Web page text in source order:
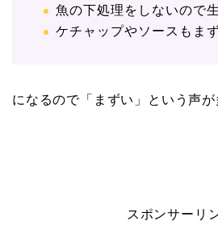
魚の下処理をしないので
ケチャップやソースもま
になるので「まずい」という声
スポンサーリ